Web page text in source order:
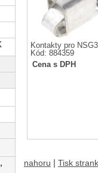
Kontakty pro
Kód: 884359
Cena s DPH
nahoru Tisk